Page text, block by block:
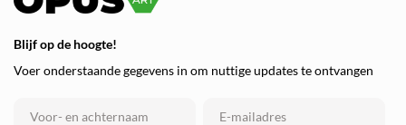
Blijf op de hoogte!
Voer onderstaande gegevens in om nuttige updates te ontvangen